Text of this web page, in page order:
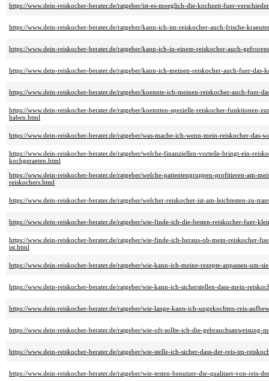
https://www.dein-reiskocher-berater.de/ratgeber/ist-es-moeglich-die-kochzeit-fuer-
https://www.dein-reiskocher-berater.de/ratgeber/kann-ich-im-reiskocher-auch-frische-
https://www.dein-reiskocher-berater.de/ratgeber/kann-ich-in-einem-reiskocher-auch-
https://www.dein-reiskocher-berater.de/ratgeber/kann-ich-meinen-reiskocher-auch-fuer-
https://www.dein-reiskocher-berater.de/ratgeber/koennte-ich-meinen-reiskocher-auch-fuer-
https://www.dein-reiskocher-berater.de/ratgeber/koennten-spezielle-reiskocher-funktionen-
haben.html
https://www.dein-reiskocher-berater.de/ratgeber/was-mache-ich-wenn-mein-reiskocher-das-
https://www.dein-reiskocher-berater.de/ratgeber/welche-finanziellen-vorteile-bringt-ein-
kochgeraeten.html
https://www.dein-reiskocher-berater.de/ratgeber/welche-patientengruppen-profitieren-am-
reiskochers.html
https://www.dein-reiskocher-berater.de/ratgeber/welcher-reiskocher-ist-am-leichtesten-zu-
https://www.dein-reiskocher-berater.de/ratgeber/wie-finde-ich-die-besten-reiskocher-fuer-
https://www.dein-reiskocher-berater.de/ratgeber/wie-finde-ich-heraus-ob-mein-reiskocher-
ist.html
https://www.dein-reiskocher-berater.de/ratgeber/wie-kann-ich-meine-rezepte-anpassen-um-
https://www.dein-reiskocher-berater.de/ratgeber/wie-kann-ich-sicherstellen-dass-mein-
https://www.dein-reiskocher-berater.de/ratgeber/wie-lange-kann-ich-ungekochten-reis-
https://www.dein-reiskocher-berater.de/ratgeber/wie-oft-sollte-ich-die-gebrauchsanweisung-
https://www.dein-reiskocher-berater.de/ratgeber/wie-stelle-ich-sicher-dass-der-reis-im-
https://www.dein-reiskocher-berater.de/ratgeber/wie-testen-benutzer-die-qualitaet-von-reis-